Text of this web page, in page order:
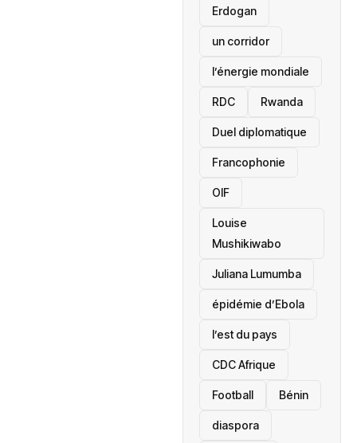
Erdogan
un corridor
l’énergie mondiale
RDC Rwanda
Duel diplomatique
Francophonie
OIF
Louise
Mushikiwabo
Juliana Lumumba
épidémie d’Ebola
l’est du pays
CDC Afrique
Football Bénin
diaspora